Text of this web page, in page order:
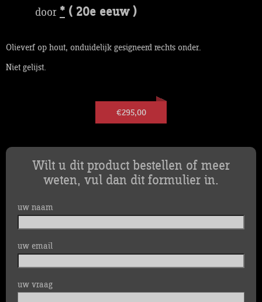
door * ( 20e eeuw )
Olieverf op hout, onduidelijk gesigneerd rechts onder.
Niet gelijst.
€295,00
Wilt u dit product bestellen of meer
weten, vul dan dit formulier in.
uw naam
uw email
uw vraag